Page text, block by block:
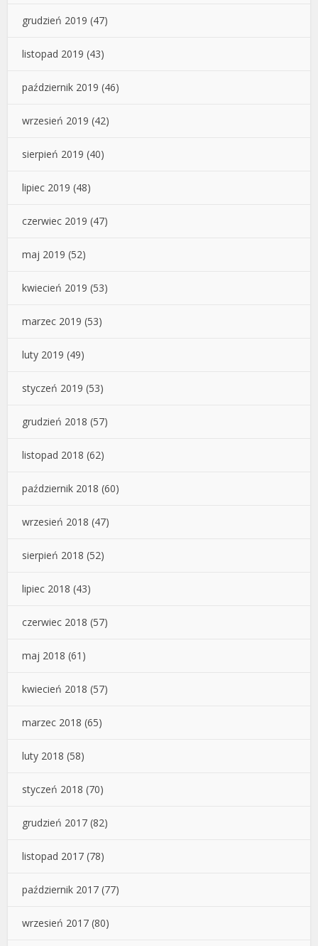
grudzień 2019 (47)
listopad 2019 (43)
październik 2019 (46)
wrzesień 2019 (42)
sierpień 2019 (40)
lipiec 2019 (48)
czerwiec 2019 (47)
maj 2019 (52)
kwiecień 2019 (53)
marzec 2019 (53)
luty 2019 (49)
styczeń 2019 (53)
grudzień 2018 (57)
listopad 2018 (62)
październik 2018 (60)
wrzesień 2018 (47)
sierpień 2018 (52)
lipiec 2018 (43)
czerwiec 2018 (57)
maj 2018 (61)
kwiecień 2018 (57)
marzec 2018 (65)
luty 2018 (58)
styczeń 2018 (70)
grudzień 2017 (82)
listopad 2017 (78)
październik 2017 (77)
wrzesień 2017 (80)